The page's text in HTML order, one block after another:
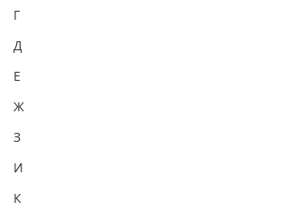
Г
Д
Е
Ж
З
И
К